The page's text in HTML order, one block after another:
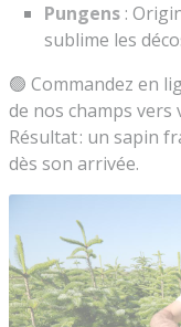
Pungens :
sublime les
🟢 Commandez en
de nos champs vers
Résultat : un sapin
dès son arrivée.